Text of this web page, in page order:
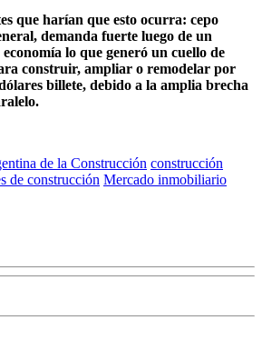
que harían que esto ocurra: cepo
demanda fuerte luego de un
lo que generó un cuello de
construir, ampliar o remodelar por
billete, debido a la amplia brecha
de la Construcción construcción
de construcción Mercado inmobiliario